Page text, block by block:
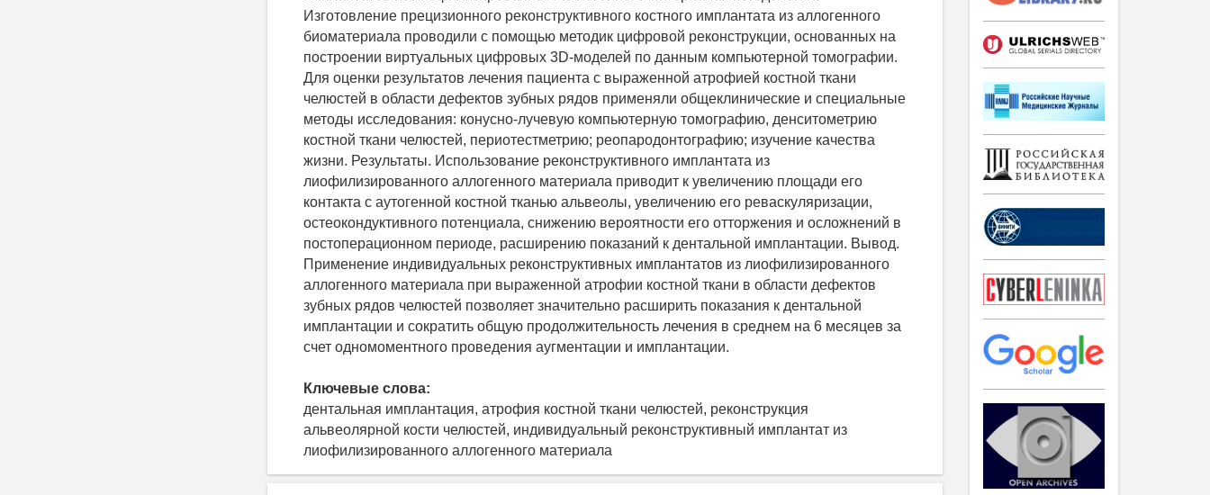
Изготовление прецизионного реконструктивного костного имплантата из аллогенного
биоматериала проводили с помощью методик цифровой реконструкции, основанных на
построении виртуальных цифровых 3D-моделей по данным компьютерной томографии.
Для оценки результатов лечения пациента с выраженной атрофией костной ткани
челюстей в области дефектов зубных рядов применяли общеклинические и специальные
методы исследования: конусно-лучевую компьютерную томографию, денситометрию
костной ткани челюстей, периотестметрию; реопародонтографию; изучение качества
жизни. Результаты. Использование реконструктивного имплантата из
лиофилизированного аллогенного материала приводит к увеличению площади его
контакта с аутогенной костной тканью альвеолы, увеличению его реваскуляризации,
остеокондуктивного потенциала, снижению вероятности его отторжения и осложнений в
постоперационном периоде, расширению показаний к дентальной имплантации. Вывод.
Применение индивидуальных реконструктивных имплантатов из лиофилизированного
аллогенного материала при выраженной атрофии костной ткани в области дефектов
зубных рядов челюстей позволяет значительно расширить показания к дентальной
имплантации и сократить общую продолжительность лечения в среднем на 6 месяцев за
счет одномоментного проведения аугментации и имплантации.
Ключевые слова:
дентальная имплантация, атрофия костной ткани челюстей, реконструкция
альвеолярной кости челюстей, индивидуальный реконструктивный имплантат из
лиофилизированного аллогенного материала